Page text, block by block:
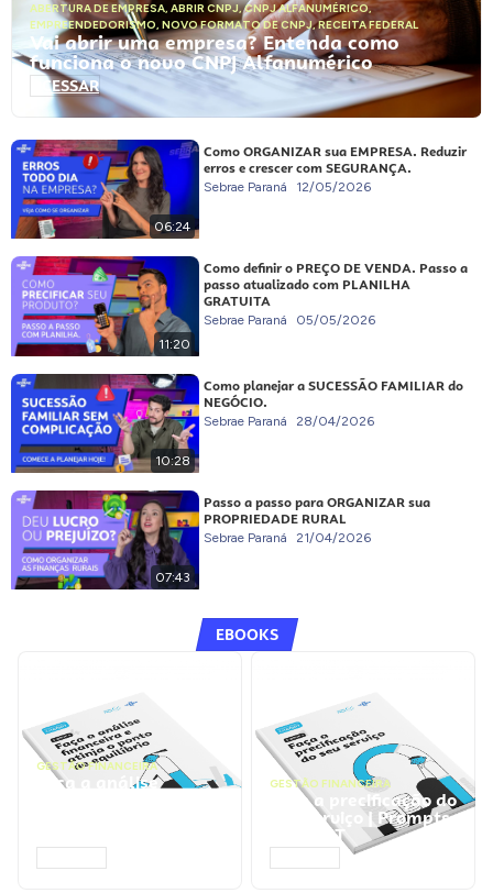
ABERTURA DE EMPRESA, ABRIR CNPJ,CNPJ ALFANUMÉRICO,
EMPREENDEDORISMO, NOVO FORMATO DE CNPJ,RECEITA FEDERAL
Vai abrir uma empresa? Entenda como
funciona o novo CNPJ Alfanumérico
ACESSAR
06:24
Como ORGANIZAR sua EMPRESA. Reduzir
erros e crescer com SEGURANÇA.
Sebrae Paraná 12/05/2026
11:20
Como definir o PREÇO DE VENDA. Passo a
passo atualizado com PLANILHA
GRATUITA
Sebrae Paraná 05/05/2026
10:28
Como planejar a SUCESSÃO FAMILIAR do
NEGÓCIO.
Sebrae Paraná 28/04/2026
07:43
Passo a passo para ORGANIZAR sua
PROPRIEDADE RURAL
Sebrae Paraná 21/04/2026
EBOOKS
GESTÃO FINANCEIRA
Faça a análise GESTÃO FINANCEIRA
Faça a precificação do
seu serviço | Prompts
ChatGPT